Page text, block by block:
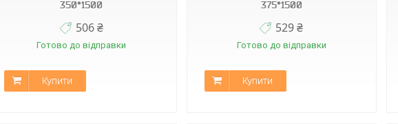
350*1500
506 ₴
Готово до відправки
Купити
375*1500
529 ₴
Готово до відправки
Купити